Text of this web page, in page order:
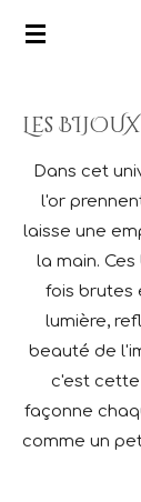
Passer
principal
Les
Dans cet
l'or
laisse une
la main.
fois brutes
lumière,
beauté de
c'est
façonne
comme un